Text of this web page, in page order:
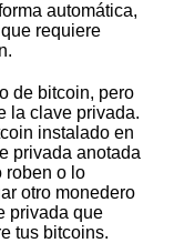
automática,
requiere
de bitcoin, pero
la clave privada.
instalado en
privada anotada
roben o lo
otro monedero
privada que
tus bitcoins.